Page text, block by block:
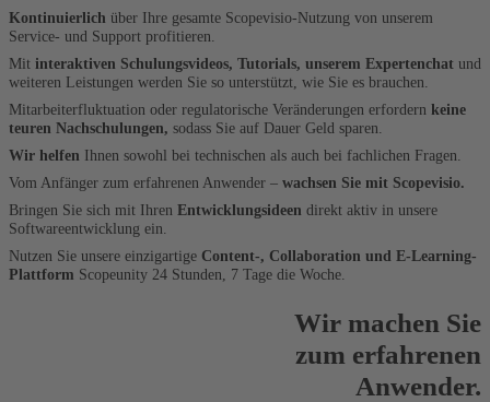
Kontinuierlich über Ihre gesamte Scopevisio-Nutzung von unserem
Service- und Support profitieren.
Mit interaktiven Schulungsvideos, Tutorials, unserem Expertenchat und
weiteren Leistungen werden Sie so unterstützt, wie Sie es brauchen.
Mitarbeiterfluktuation oder regulatorische Veränderungen erfordern keine
teuren Nachschulungen, sodass Sie auf Dauer Geld sparen.
Wir helfen Ihnen sowohl bei technischen als auch bei fachlichen Fragen.
Vom Anfänger zum erfahrenen Anwender – wachsen Sie mit Scopevisio.
Bringen Sie sich mit Ihren Entwicklungsideen direkt aktiv in unsere
Softwareentwicklung ein.
Nutzen Sie unsere einzigartige Content-, Collaboration und E-Learning-
Plattform Scopeunity 24 Stunden, 7 Tage die Woche.
Wir machen Sie
zum erfahrenen
Anwender.